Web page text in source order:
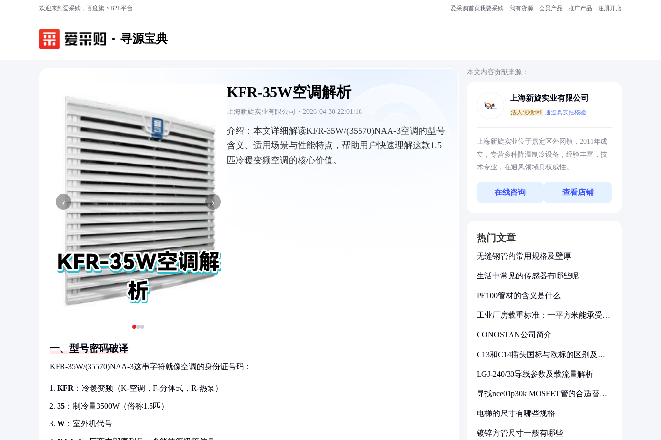
欢迎来到爱采购，百度旗下B2B平台 爱采购首页我要采购 我有货源 会员产品 推广产品 注册开店
寻源宝典
‹ ›
KFR-35W空调解析
上海新旋实业有限公司 · 2026-04-30 22:01:18
介绍： 本文详细解读KFR-35W/(35570)NAA-3空调的型号
含义、适用场景与性能特点，帮助用户快速理解这款1.5
匹冷暖变频空调的核心价值。
一、型号密码破译
KFR-35W/(35570)NAA-3这串字符就像空调的身份证号码：
KFR ：冷暖变频（K-空调，F-分体式，R-热泵）
35 ：制冷量3500W（俗称1.5匹）
W ：室外机代号
本文内容贡献来源：
上海新旋实业有限公司
法人:沙新利 通过真实性核验
上海新旋实业位于嘉定区外冈镇，2011年成
立，专营多种降温制冷设备，经验丰富，技
术专业，在通风领域具权威性。
在线咨询 查看店铺
热门文章
无缝钢管的常用规格及壁厚
生活中常见的传感器有哪些呢
PE100管材的含义是什么
工业厂房载重标准：一平方米能承受多
CONOSTAN公司简介
C13和C14插头国标与欧标的区别及其
LGJ-240/30导线参数及载流量解析
寻找nce01p30k MOSFET管的合适替代
电梯的尺寸有哪些规格
镀锌方管尺寸一般有哪些